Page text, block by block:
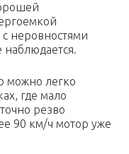
с неровностями
наблюдается.
можно легко
где мало
резво
90 км/ч мотор уже